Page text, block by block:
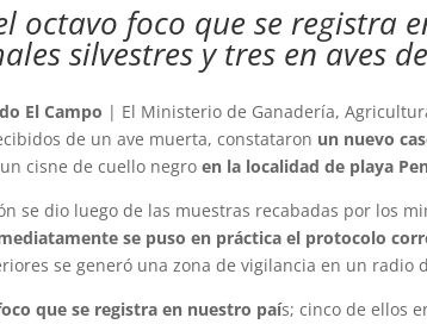
octavo foco que se registra
silvestres y tres en aves
El Campo | El Ministerio de Ganadería,
de un ave muerta, constataron un nuevo
cisne de cuello negroen la localidad de playa
se dio luego de las muestras recabadas por los
se puso en práctica el protocolo
se generó una zona de vigilancia en un radio
que se registra en nuestro país; cinco de ellos